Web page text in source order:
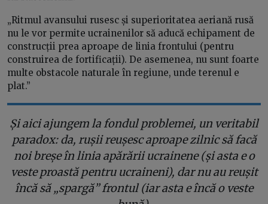
„Ritmul avansului rusesc și superioritatea aeriană rusă
nu le vor permite ucrainenilor să aducă echipament de
construcții prea aproape de linia frontului (pentru
construirea de fortificații). De asemenea, nu sunt foarte
multe obstacole naturale în regiune, unde terenul e
plat.”
Și aici ajungem la fondul problemei, un veritabil
paradox: da, rușii reușesc aproape zilnic să facă
noi breșe în linia apărării ucrainene (și asta e o
veste proastă pentru ucraineni), dar nu au reușit
încă să „spargă” frontul (iar asta e încă o veste